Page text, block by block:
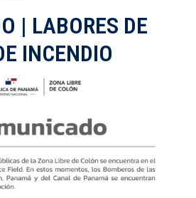
| LABORES DE
INCENDIO